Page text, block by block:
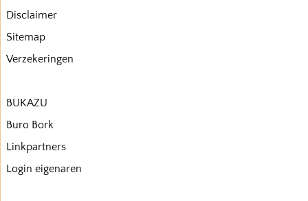
Disclaimer
Sitemap
Verzekeringen
BUKAZU
Buro Bork
Linkpartners
Login eigenaren